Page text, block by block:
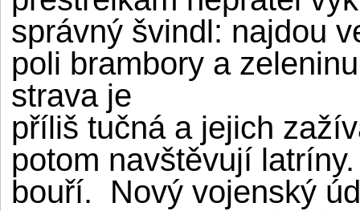
správný švindl: najdou
poli brambory a
strava je
příliš tučná a jejich
potom navštěvují
bouří. Nový vojenský